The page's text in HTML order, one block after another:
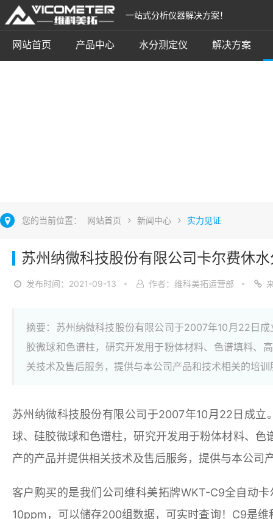
一站式分析仪器解决方案！
网站首页 产品中心 水分测定仪 解决方案
您的当前位置： 网站首页 新闻中心 实力见证
苏州纳微科技股份有限公司卡尔费休
发布时间：2021-09-13 作者：维科美拓运营部
摘要：苏州纳微科技股份有限公司于2007年10月22日
胶微球和色谱柱，研究开发用于粉体材料、色谱填料、
关技术及售后服务，提供与本公司产品和技术相关的培
苏州纳微科技股份有限公司于2007年10月22日成
球、硅胶微球和色谱柱，研究开发用于粉体材料、
产的产品并提供相关技术及售后服务，提供与本公司
客户购买的是我们公司维科美拓牌WKT-C9全自动
10ppm，可以储存200组数据，可实时查询！C9是